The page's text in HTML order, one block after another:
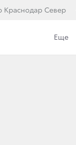
Краснодар Север
Еще